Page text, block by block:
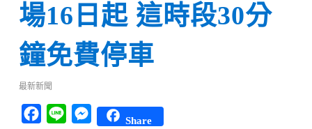
場16日起 這時段30分
鐘免費停車
最新新聞
Facebook
Line Messenger
Share